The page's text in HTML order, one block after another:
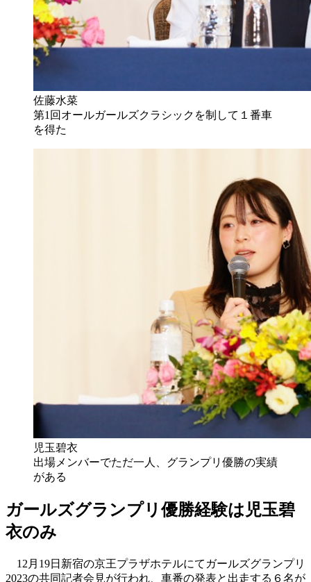
佐藤水菜
第1回オールガールズクラシックを制して１番車
を得た
児玉碧衣
出場メンバーでただ一人、グランプリ優勝の実績
がある
ガールズグランプリ優勝経験は児玉碧
衣のみ
12月19日新宿の京王プラザホテルにてガールズグランプリ
2023の共同記者会見が行われ、車番の発表と出走する６名が